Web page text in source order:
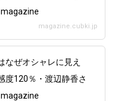
magazine
magazine.cubki.jp
なぜオシャレに見え
度120％・渡辺静香さ
magazine